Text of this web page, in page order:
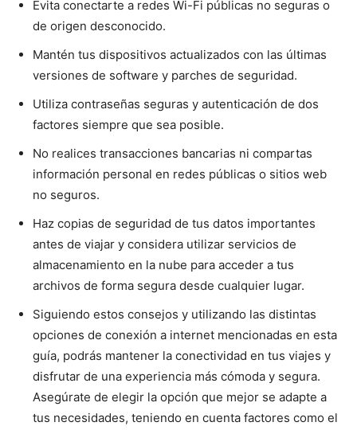
Evita conectarte a redes Wi-Fi públicas no seguras o
de origen desconocido.
Mantén tus dispositivos actualizados con las últimas
versiones de software y parches de seguridad.
Utiliza contraseñas seguras y autenticación de dos
factores siempre que sea posible.
No realices transacciones bancarias ni compartas
información personal en redes públicas o sitios web
no seguros.
Haz copias de seguridad de tus datos importantes
antes de viajar y considera utilizar servicios de
almacenamiento en la nube para acceder a tus
archivos de forma segura desde cualquier lugar.
Siguiendo estos consejos y utilizando las distintas
opciones de conexión a internet mencionadas en esta
guía, podrás mantener la conectividad en tus viajes y
disfrutar de una experiencia más cómoda y segura.
Asegúrate de elegir la opción que mejor se adapte a
tus necesidades, teniendo en cuenta factores como el